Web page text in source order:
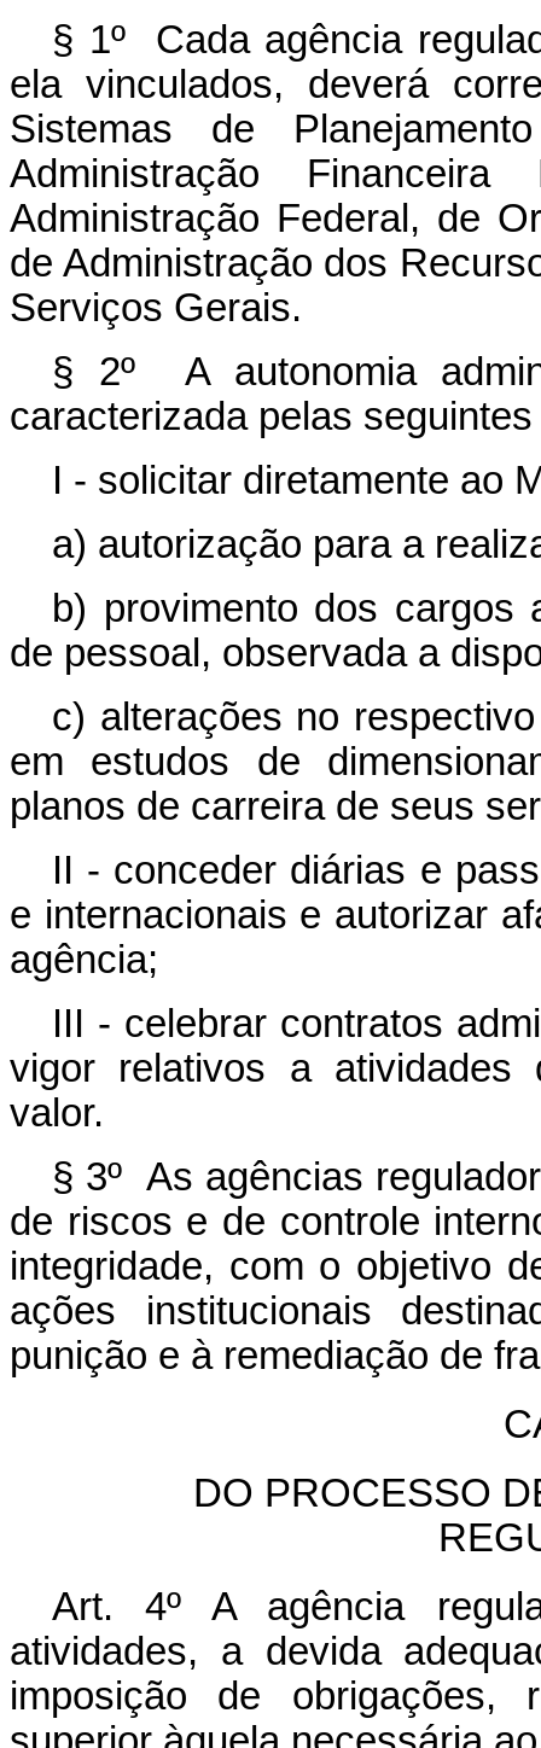
§ 1º Cada agência
ela vinculados, deverá
Sistemas de
Administração
Administração Federal, de
de Administração dos
Serviços Gerais.
§ 2º A autonomia
caracterizada pelas
I - solicitar diretamente ao
a) autorização para a
b) provimento dos cargos
de pessoal, observada a
c) alterações no
em estudos de
planos de carreira de seus
II - conceder diárias e
e internacionais e autorizar
agência;
III - celebrar contratos
vigor relativos a atividades
valor.
§ 3º As agências
de riscos e de controle
integridade, com o objetivo
ações institucionais
punição e à remediação de
DO PROCESSO
Art. 4º A agência
atividades, a devida
imposição de obrigações,